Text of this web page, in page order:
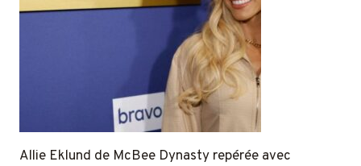
Allie Eklund de McBee Dynasty repérée avec